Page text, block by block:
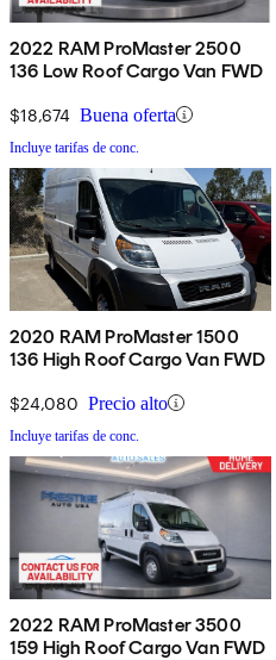
2022 RAM ProMaster 2500
136 Low Roof Cargo Van FWD
$18,674 Buena oferta
Incluye tarifas de conc.
2020 RAM ProMaster 1500
136 High Roof Cargo Van FWD
$24,080 Precio alto
Incluye tarifas de conc.
2022 RAM ProMaster 3500
159 High Roof Cargo Van FWD